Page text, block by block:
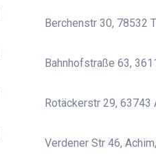
Berchenstr 30, 78532
Bahnhofstraße 63,
Rotäckerstr 29, 63743
Verdener Str 46,